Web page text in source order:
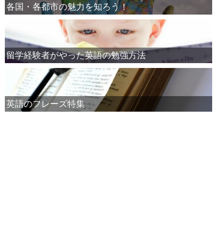
各国・各都市の魅力を知ろう！
留学経験者がやった英語の勉強方法
英語のフレーズ特集